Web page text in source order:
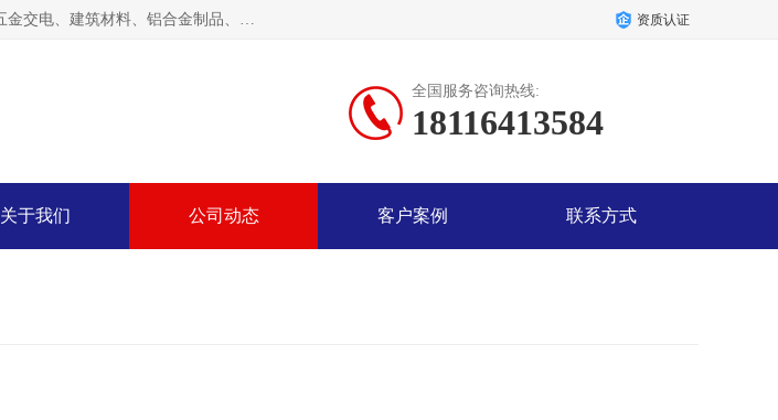
上海轩本实业有限公司成立于2017年，注册地位于上海市宝山区。经营范围包括金属材料、五金交电、建筑材料、铝合金制品、机械设备、电线电缆、装潢材料等；公司主营产品：宝钢彩钢板、宝钢彩钢卷、宝钢彩涂板、宝钢彩涂卷、宝钢高耐候彩钢板，宝钢氟碳彩钢板。是一家集钢铁贸易，物流、加工为一体的产业全配套公司。 资质认证
全国服务咨询热线:
18116413584
关于我们 公司动态 客户案例 联系方式